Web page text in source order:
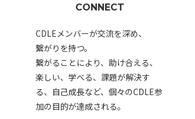
CONNECT
CDLEメンバーが交流を深め、
繋がりを持つ。
繋がることにより、助け合える、
楽しい、学べる、課題が解決す
る、自己成長など、個々のCDLE参
加の目的が達成される。